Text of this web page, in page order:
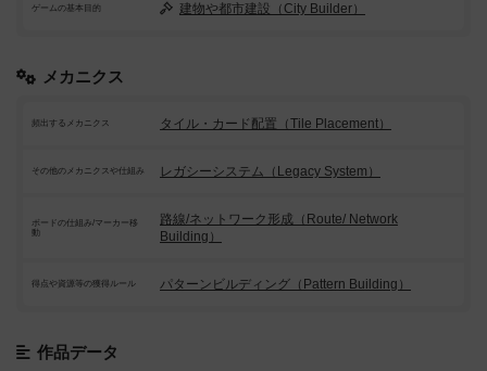
ゲームの基本目的 建物や都市建設（City Builder）
メカニクス
頻出するメカニクス タイル・カード配置（Tile Placement）
その他のメカニクスや仕組み レガシーシステム（Legacy System）
ボードの仕組み/マーカー移
動
路線/ネットワーク形成（Route/ Network
Building）
得点や資源等の獲得ルール パターンビルディング（Pattern Building）
作品データ